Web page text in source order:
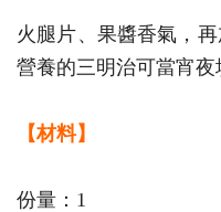
火腿片、果醬香氣，
營養的三明治可當宵夜
【材料】
份量：1